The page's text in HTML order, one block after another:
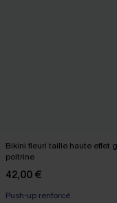
Bikini fleuri taille haute effet
poitrine
42,00 €
Push-up renforcé